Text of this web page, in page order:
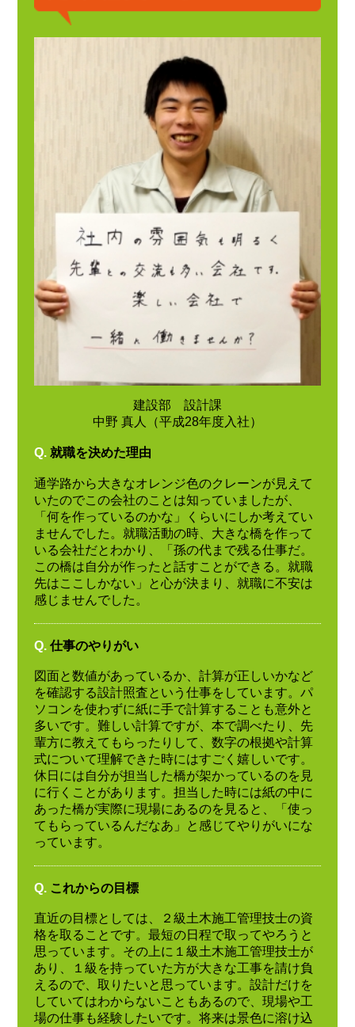
建設部 設計課
中野 真人（平成28年度入社）
Q. 就職を決めた理由
通学路から大きなオレンジ色のクレーンが見えて
いたのでこの会社のことは知っていましたが、
「何を作っているのかな」くらいにしか考えてい
ませんでした。就職活動の時、大きな橋を作って
いる会社だとわかり、「孫の代まで残る仕事だ。
この橋は自分が作ったと話すことができる。就職
先はここしかない」と心が決まり、就職に不安は
感じませんでした。
Q. 仕事のやりがい
図面と数値があっているか、計算が正しいかなど
を確認する設計照査という仕事をしています。パ
ソコンを使わずに紙に手で計算することも意外と
多いです。難しい計算ですが、本で調べたり、先
輩方に教えてもらったりして、数字の根拠や計算
式について理解できた時にはすごく嬉しいです。
休日には自分が担当した橋が架かっているのを見
に行くことがあります。担当した時には紙の中に
あった橋が実際に現場にあるのを見ると、「使っ
てもらっているんだなあ」と感じてやりがいにな
っています。
Q. これからの目標
直近の目標としては、２級土木施工管理技士の資
格を取ることです。最短の日程で取ってやろうと
思っています。その上に１級土木施工管理技士が
あり、１級を持っていた方が大きな工事を請け負
えるので、取りたいと思っています。設計だけを
していてはわからないこともあるので、現場や工
場の仕事も経験したいです。将来は景色に溶け込